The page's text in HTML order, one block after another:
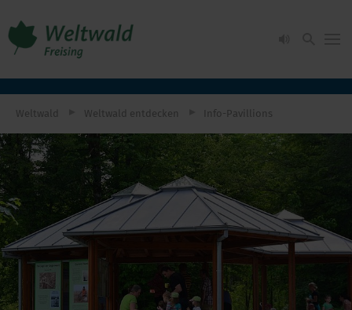
Weltwald Weltwald entdecken Info-Pavillions